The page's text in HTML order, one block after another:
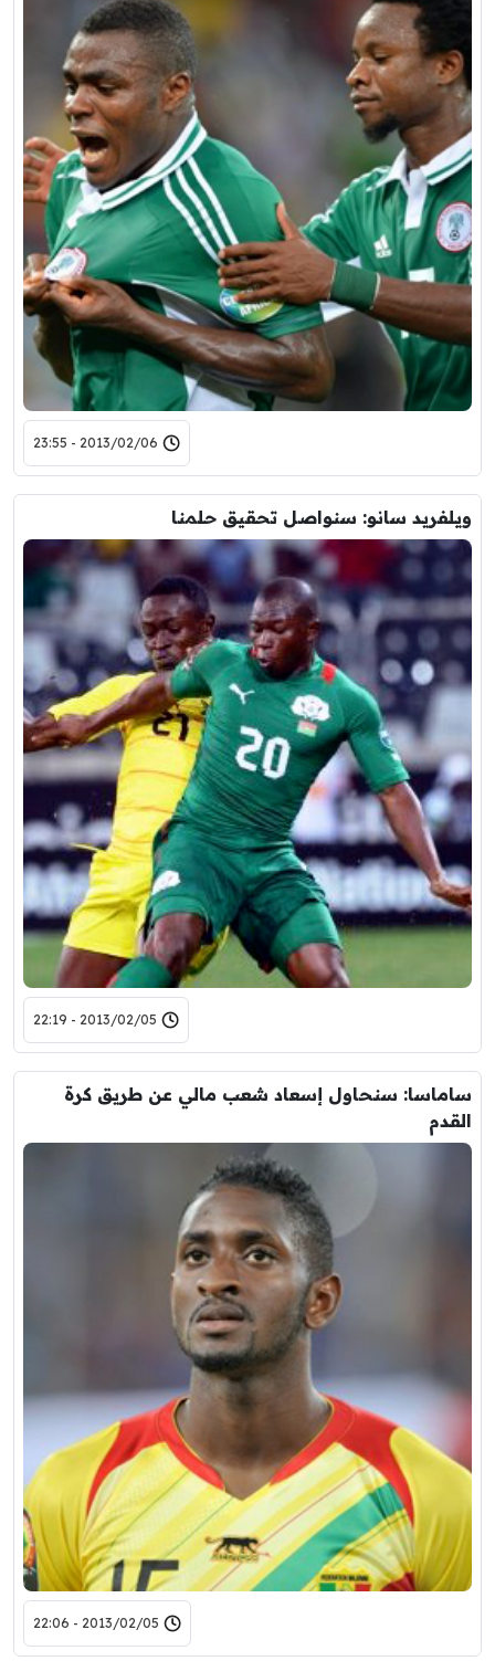
2013/02/06 - 23:55
ويلفريد سانو: سنواصل تحقيق حلمنا
2013/02/05 - 22:19
ساماسا: سنحاول إسعاد شعب مالي عن طريق كرة
القدم
2013/02/05 - 22:06